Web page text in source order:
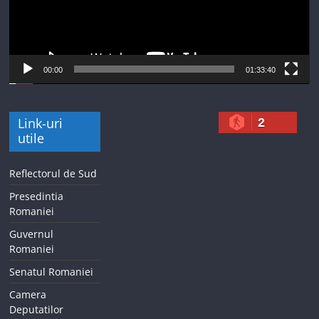
00:00 01:33:40
Link-uri
utile
Reflectorul de Sud
Presedintia
Romaniei
Guvernul
Romaniei
Senatul Romaniei
Camera
Deputatilor
2